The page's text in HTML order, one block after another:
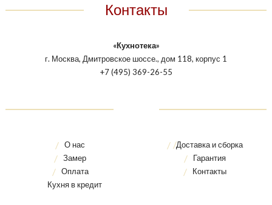
Контакты
«Кухнотека»
г. Москва, Дмитровское шоссе., дом 118, корпус 1
+7 (495) 369-26-55
О нас
Замер
Оплата
Кухня в кредит
Доставка и сборка
Гарантия
Контакты